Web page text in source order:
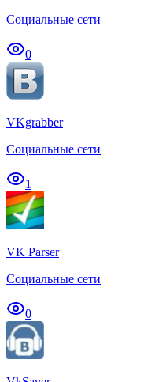
Социальные сети
0
VKgrabber
Социальные сети
1
VK Parser
Социальные сети
0